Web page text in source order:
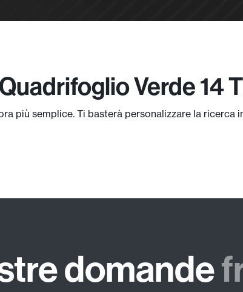
Verde 14
più semplice. Ti basterà personalizzare la
domande